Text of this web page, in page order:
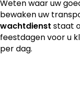
Weten waar uw
bewaken uw
wachtdienst staat
feestdagen voor u
per dag.